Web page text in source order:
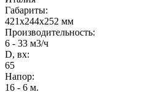
Габариты:
421x244x252 мм
Производительность:
6 - 33 м3/ч
D, вх:
65
Напор:
16 - 6 м.